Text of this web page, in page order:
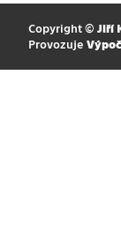
Copyright © Jiří
Provozuje